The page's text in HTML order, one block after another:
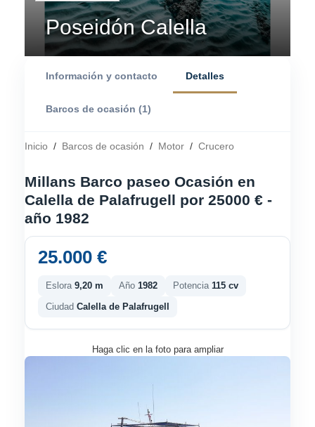
Poseidón Calella
Información y contacto Detalles
Barcos de ocasión (1)
Inicio / Barcos de ocasión / Motor / Crucero
Millans Barco paseo Ocasión en
Calella de Palafrugell por 25000 € -
año 1982
25.000 €
Eslora 9,20 m Año 1982 Potencia 115 cv
Ciudad Calella de Palafrugell
Haga clic en la foto para ampliar